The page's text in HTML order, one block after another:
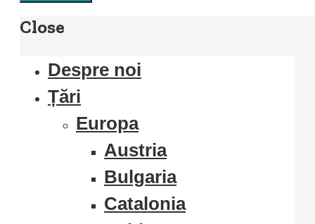
Close
Despre noi
Țări
Europa
Austria
Bulgaria
Catalonia